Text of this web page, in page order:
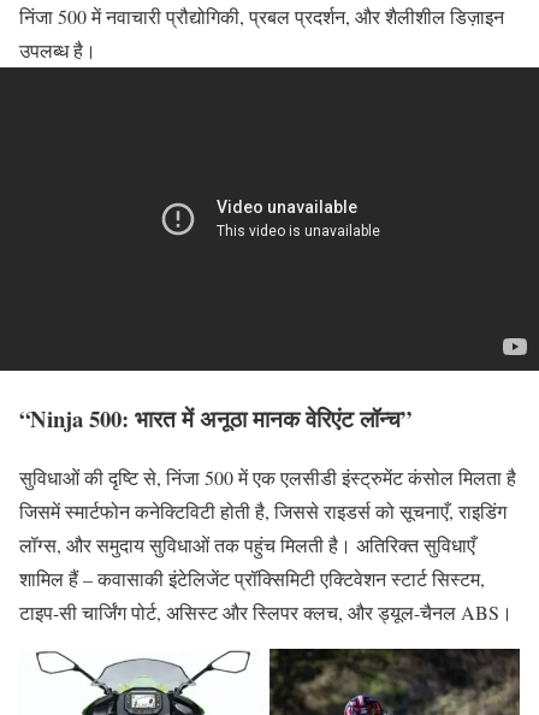
निंजा 500 में नवाचारी प्रौद्योगिकी, प्रबल प्रदर्शन, और शैलीशील डिज़ाइन
उपलब्ध है।
“Ninja 500: भारत में अनूठा मानक वेरिएंट लॉन्च”
सुविधाओं की दृष्टि से, निंजा 500 में एक एलसीडी इंस्ट्रुमेंट कंसोल मिलता है
जिसमें स्मार्टफोन कनेक्टिविटी होती है, जिससे राइडर्स को सूचनाएँ, राइडिंग
लॉग्स, और समुदाय सुविधाओं तक पहुंच मिलती है। अतिरिक्त सुविधाएँ
शामिल हैं – कवासाकी इंटेलिजेंट प्रॉक्सिमिटी एक्टिवेशन स्टार्ट सिस्टम,
टाइप-सी चार्जिंग पोर्ट, असिस्ट और स्लिपर क्लच, और ड्यूल-चैनल ABS।